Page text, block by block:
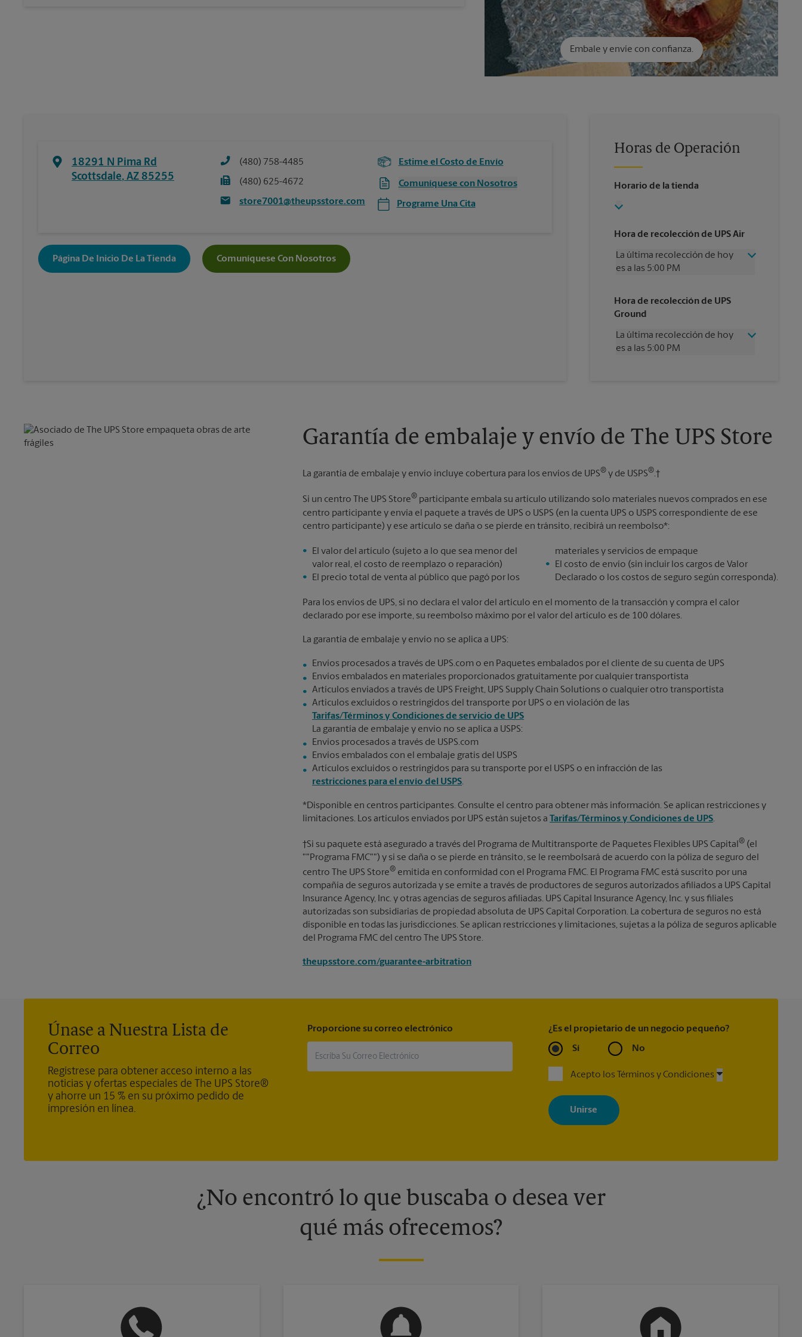
Embale y envíe con confianza.
18291 N Pima Rd
Scottsdale, AZ 85255
(480) 758-4485
(480) 625-4672
store7001@theupsstore.com
Estime el Costo de Envío
Comuníquese con Nosotros
Programe Una Cita
Página De Inicio De La Tienda Comuníquese Con Nosotros
Horas de Operación
Horario de la tienda
Hora de recolección de UPS Air
La última recolección de hoy
es a las 5:00 PM
Jueves
5:00 PM
Viernes
Sábado
2:00 PM
Domingo
Sin Recolección
Hora de recolección de UPS
Ground
La última recolección de hoy
es a las 5:00 PM
Domingo
Sin Recolección
Lunes
5:00 PM
Garantía de embalaje y envío de The UPS Store
La garantía de embalaje y envío incluye cobertura para los envíos de UPS® y de USPS®.†
Si un centro The UPS Store® participante embala su artículo utilizando solo materiales nuevos comprados en ese
centro participante y envía el paquete a través de UPS o USPS (en la cuenta UPS o USPS correspondiente de ese
centro participante) y ese artículo se daña o se pierde en tránsito, recibirá un reembolso*:
El valor del artículo (sujeto a lo que sea menor del
valor real, el costo de reemplazo o reparación)
El precio total de venta al público que pagó por los
materiales y servicios de empaque
El costo de envío (sin incluir los cargos de Valor
Declarado o los costos de seguro según corresponda).
Para los envíos de UPS, si no declara el valor del artículo en el momento de la transacción y compra el calor
declarado por ese importe, su reembolso máximo por el valor del artículo es de 100 dólares.
La garantía de embalaje y envío no se aplica a UPS:
Envíos procesados a través de UPS.com o en Paquetes embalados por el cliente de su cuenta de UPS
Envíos embalados en materiales proporcionados gratuitamente por cualquier transportista
Artículos enviados a través de UPS Freight, UPS Supply Chain Solutions o cualquier otro transportista
Artículos excluidos o restringidos del transporte por UPS o en violación de las
Tarifas/Términos y Condiciones de servicio de UPS
La garantía de embalaje y envío no se aplica a USPS:
Envíos procesados a través de USPS.com
Envíos embalados con el embalaje gratis del USPS
Artículos excluidos o restringidos para su transporte por el USPS o en infracción de las
restricciones para el envío del USPS.
*Disponible en centros participantes. Consulte el centro para obtener más información. Se aplican restricciones y
limitaciones. Los artículos enviados por UPS están sujetos a Tarifas/Términos y Condiciones de UPS.
†Si su paquete está asegurado a través del Programa de Multitransporte de Paquetes Flexibles UPS Capital ® (el
""Programa FMC"") y si se daña o se pierde en tránsito, se le reembolsará de acuerdo con la póliza de seguro del
centro The UPS Store® emitida en conformidad con el Programa FMC. El Programa FMC está suscrito por una
compañía de seguros autorizada y se emite a través de productores de seguros autorizados afiliados a UPS Capital
Insurance Agency, Inc. y otras agencias de seguros afiliadas. UPS Capital Insurance Agency, Inc. y sus filiales
autorizadas son subsidiarias de propiedad absoluta de UPS Capital Corporation. La cobertura de seguros no está
disponible en todas las jurisdicciones. Se aplican restricciones y limitaciones, sujetas a la póliza de seguros aplicable
del Programa FMC del centro The UPS Store.
theupsstore.com/guarantee-arbitration
Únase a Nuestra Lista de
Correo
Regístrese para obtener acceso interno a las
noticias y ofertas especiales de The UPS Store®
y ahorre un 15 % en su próximo pedido de
impresión en línea.
Proporcione su correo electrónico ¿Es el propietario de un negocio pequeño?
Sí No
Acepto los Términos y Condiciones
Al registrarse, acepta recibir correos electrónicos de The UPS Store
con noticias, ofertas especiales, promociones y mensajes
adaptados a sus intereses. Puede darse de baja en cualquier
momento. Para más información, consulte nuestra política de
información, contacte al centro The UPS Store en su ciudad.
¿No encontró lo que buscaba o desea ver
qué más ofrecemos?